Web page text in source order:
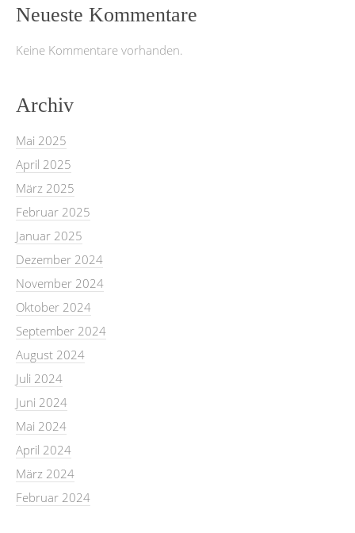
Neueste Kommentare
Keine Kommentare vorhanden.
Archiv
Mai 2025
April 2025
März 2025
Februar 2025
Januar 2025
Dezember 2024
November 2024
Oktober 2024
September 2024
August 2024
Juli 2024
Juni 2024
Mai 2024
April 2024
März 2024
Februar 2024